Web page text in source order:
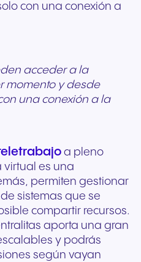
con una conexión a
acceder a la
momento y desde
una conexión a la
a pleno
virtual es una
permiten gestionar
sistemas que se
compartir recursos.
aporta una gran
y podrás
según vayan